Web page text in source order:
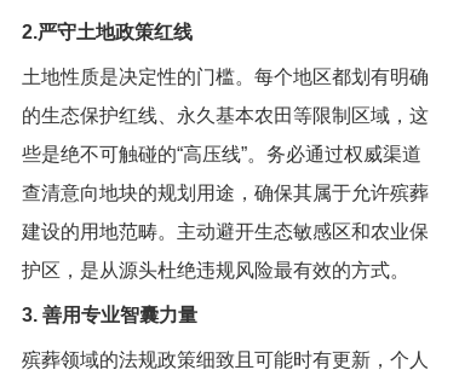
2.严守土地政策红线
土地性质是决定性的门槛。每个地区都划有明确
的生态保护红线、永久基本农田等限制区域，这
些是绝不可触碰的“高压线”。务必通过权威渠道
查清意向地块的规划用途，确保其属于允许殡葬
建设的用地范畴。主动避开生态敏感区和农业保
护区，是从源头杜绝违规风险最有效的方式。
3. 善用专业智囊力量
殡葬领域的法规政策细致且可能时有更新，个人